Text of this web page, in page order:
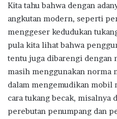
Kita tahu bahwa dengan
angkutan modern, seperti
menggeser kedudukan
pula kita lihat bahwa
tentu juga dibarengi dengan
masih menggunakan norma
dalam mengemudikan mobil
cara tukang becak, misalnya
perebutan penumpang dan